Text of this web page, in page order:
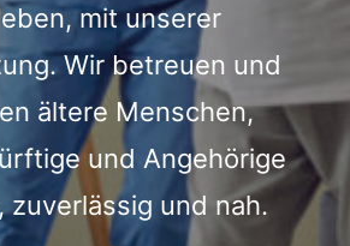
mit unserer
Wir betreuen und
ältere Menschen,
und Angehörige
zuverlässig und nah.